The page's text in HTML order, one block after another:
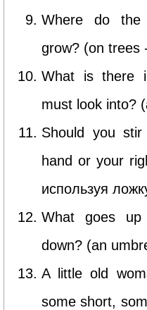
Where do the
grow? (on trees
What is there
must look into?
Should you
hand or your
используя
What goes
down? (an
A little old
some short,